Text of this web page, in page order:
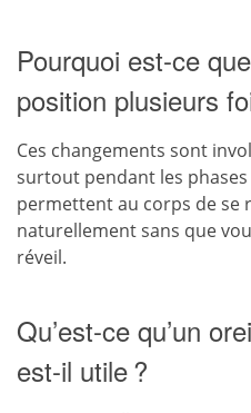
Pourquoi est-ce
position plusieurs
Ces changements sont
surtout pendant les
permettent au corps de se
naturellement sans que
réveil.
Qu’est-ce qu’un
est-il utile ?